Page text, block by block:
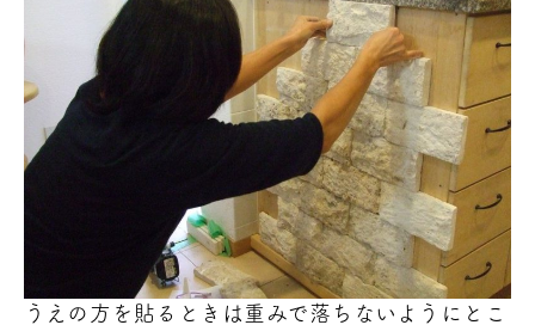
うえの方を貼るときは重みで落ちないようにとこ